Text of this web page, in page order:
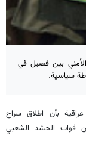
الأمني بين فصيل في
سياسية.
بأن اطلاق سراح
قوات الحشد الشعبي